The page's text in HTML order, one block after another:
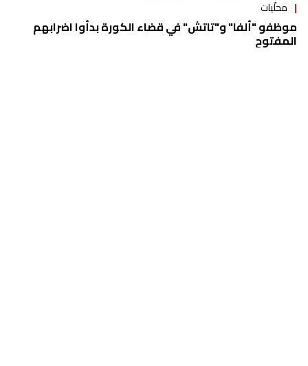
محلّيات
موظفو "ألفا" و"تاتش" في قضاء الكورة بدأوا اضرابهم
المفتوح